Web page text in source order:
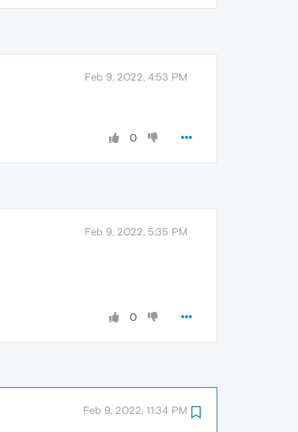
Feb 9, 2022, 4:53 PM
0
Feb 9, 2022, 5:35 PM
0
Feb 9, 2022, 11:34 PM